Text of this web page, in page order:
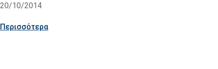
20/10/2014
Περισσότερα